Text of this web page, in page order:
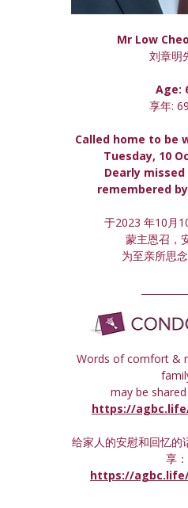
Mr Low
刘章明
Age:
享年:
Called home to be
Tuesday, 10
Dearly
remembered
于2023 年10月
蒙主恩召，
为至亲所思念
Words of comfort &
may be
https://agbc.life/
给家人的安慰和回忆的
享：
https://agbc.life/